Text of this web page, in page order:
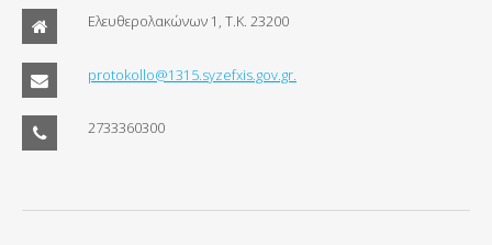
Ελευθερολακώνων 1, Τ.Κ. 23200
protokollo@1315.syzefxis.gov.gr.
2733360300